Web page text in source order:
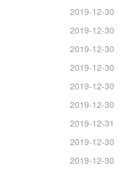
2019-12-30
2019-12-30
2019-12-30
2019-12-30
2019-12-30
2019-12-30
2019-12-31
2019-12-30
2019-12-30